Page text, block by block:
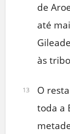
de
até
às
13
O
toda a